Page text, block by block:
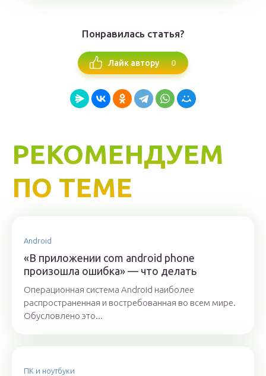
Понравилась статья?
Лайк автору 0
РЕКОМЕНДУЕМ
ПО ТЕМЕ
Android
«В приложении com android phone
произошла ошибка» — что делать
Операционная система Android наиболее
распространенная и востребованная во всем мире.
Обусловлено это...
ПК и ноутбуки